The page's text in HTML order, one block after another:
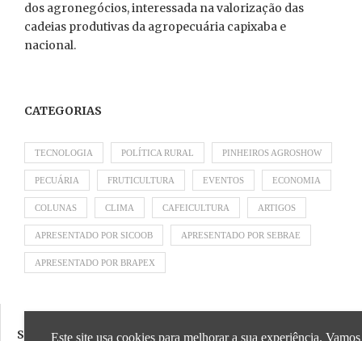
dos agronegócios, interessada na valorização das
cadeias produtivas da agropecuária capixaba e
nacional.
CATEGORIAS
TECNOLOGIA POLÍTICA RURAL PINHEIROS AGROSHOW
PECUÁRIA FRUTICULTURA EVENTOS ECONOMIA
COLUNAS CLIMA CAFEICULTURA ARTIGOS
APRESENTADO POR SICOOB APRESENTADO POR SEBRAE
APRESENTADO POR BRAPEX
SIGA NOSSAS REDES SOCIAIS
Este site usa cookies para melhorar a sua experiência. Vamos